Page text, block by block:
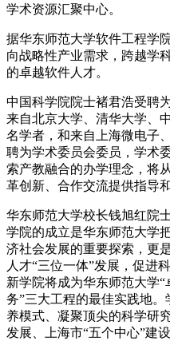
学术资源汇聚中心。
据华东师范大学软件工程学
向战略性产业需求，跨越学
的卓越软件人才。
中国科学院院士褚君浩受聘
来自北京大学、清华大学、
名学者，和来自上海微电子
聘为学术委员会委员，学术
索产教融合的办学理念，将
革创新、合作交流提供指导和
华东师范大学校长钱旭红院
学院的成立是华东师范大学
济社会发展的重要探索，更
人才“三位一体”发展，促进
新学院将成为华东师范大学“
务”三大工程的最佳实践地
养模式、凝聚顶尖的科学研
发展、上海市“五个中心”建